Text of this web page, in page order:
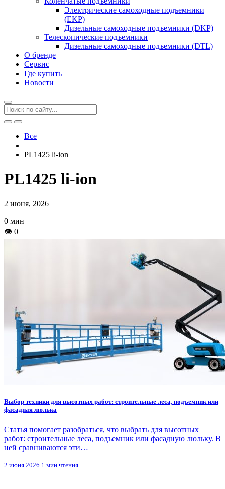
Электрические самоходные подъемники
(EKP)
Дизельные самоходные подъемники (DKP)
Телескопические подъемники
Дизельные самоходные подъемники (DTL)
О бренде
Сервис
Где купить
Новости
Все
PL1425 li-ion
PL1425 li-ion
2 июня, 2026
0 мин
👁 0
Выбор техники для высотных работ: строительные леса, подъемник или
фасадная люлька
Статья помогает разобраться, что выбрать для высотных
работ: строительные леса, подъемник или фасадную люльку. В
ней сравниваются эти…
2 июня 2026 1 мин чтения